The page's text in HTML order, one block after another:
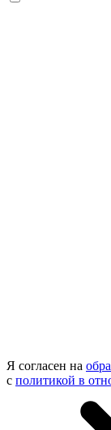
Я согласен на
с политикой в